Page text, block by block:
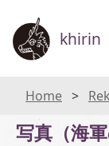
khirin
Home
写真（海